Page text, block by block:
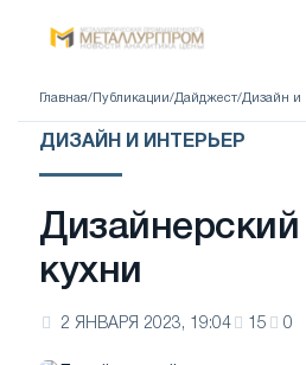
Главная/ Публикации/Дайджест/Дизайн и
ДИЗАЙН И ИНТЕРЬЕР
Дизайнерский
кухни
2 ЯНВАРЯ 2023, 19:04 15 0